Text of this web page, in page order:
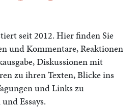
seit 2012. Hier finden Sie
und Kommentare, Reaktionen
Diskussionen mit
zu ihren Texten, Blicke ins
und Links zu
Essays.